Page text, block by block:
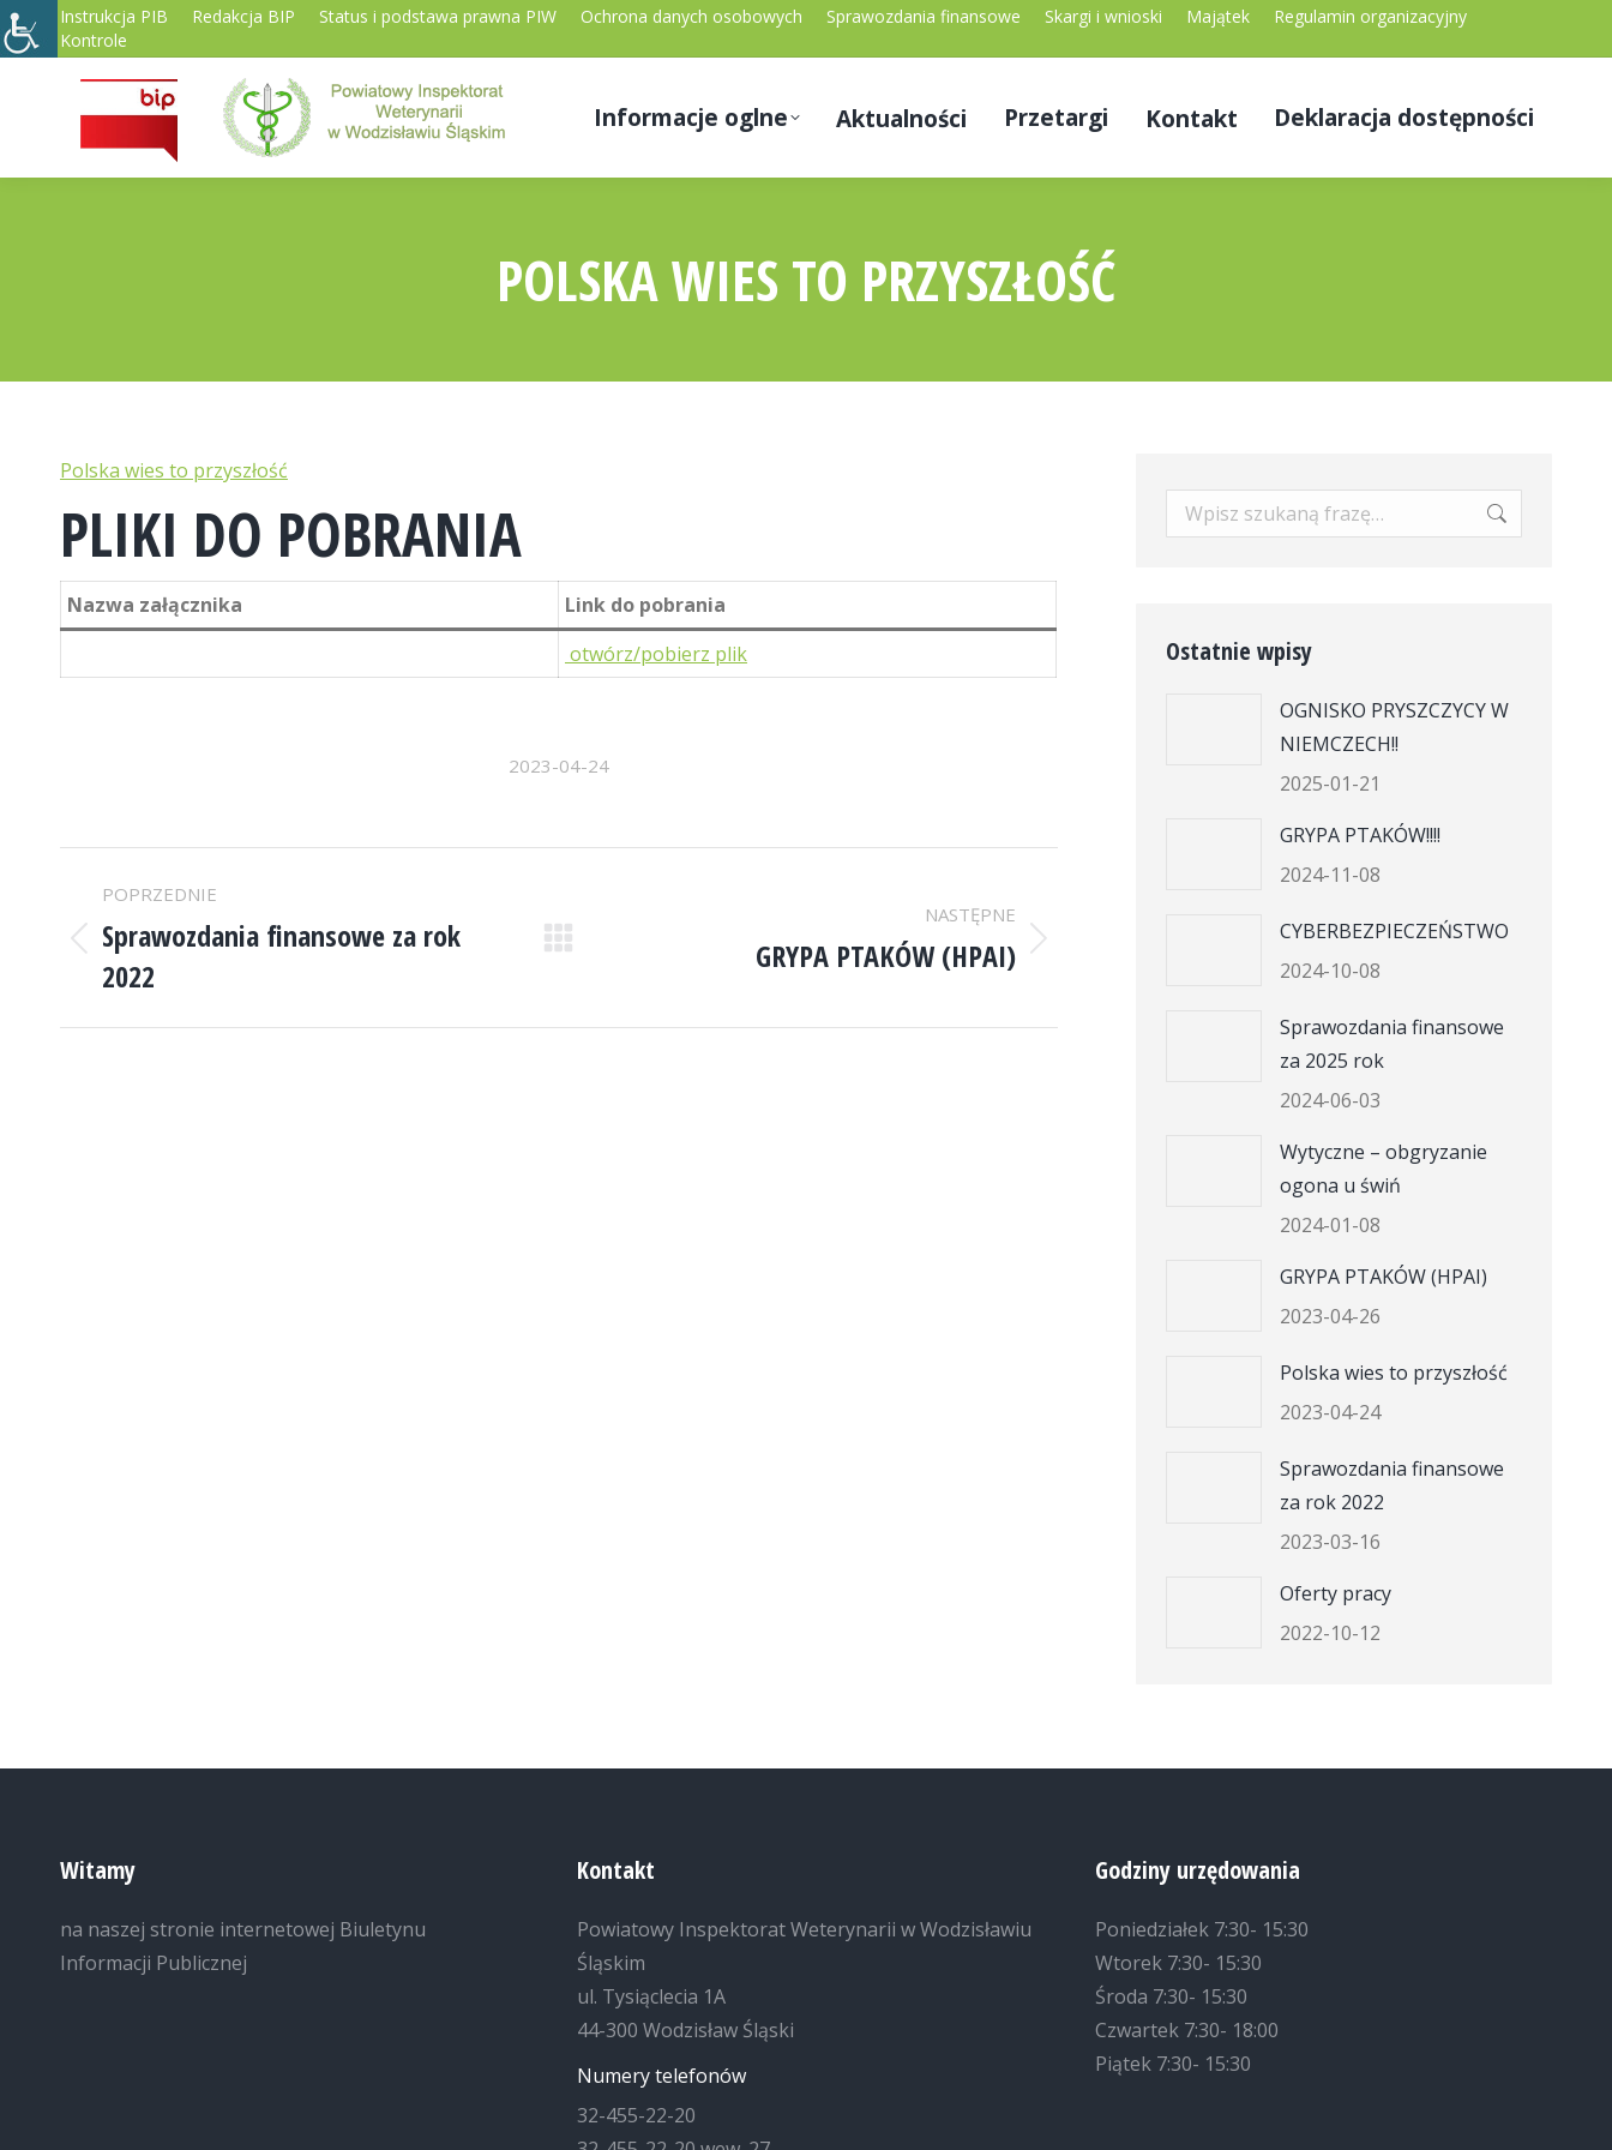
Instrukcja PIB Redakcja BIP Status i podstawa prawna PIW Ochrona danych osobowych Sprawozdania finansowe Skargi i wnioski Majątek
Regulamin organizacyjny
Kontrole
Informacje oglne Aktualności Przetargi Kontakt Deklaracja dostępności
POLSKA WIES TO PRZYSZŁOŚĆ
Polska wies to przyszłość
PLIKI DO POBRANIA
Nazwa załącznika
Link do pobrania
otwórz/pobierz plik
2023-04-24
NAWIGACJA
WPISÓW
POPRZEDNIE
Poprzedni
wpis:
Sprawozdania finansowe za rok
2022
NASTĘPNE
GRYPA PTAKÓW (HPAI)
Szukaj:
Ostatnie wpisy
OGNISKO PRYSZCZYCY W
NIEMCZECH!!
2025-01-21
GRYPA PTAKÓW!!!!
2024-11-08
CYBERBEZPIECZEŃSTWO
2024-10-08
Sprawozdania finansowe
za 2025 rok
2024-06-03
Wytyczne – obgryzanie
ogona u świń
2024-01-08
GRYPA PTAKÓW (HPAI)
2023-04-26
Polska wies to przyszłość
2023-04-24
Sprawozdania finansowe
za rok 2022
2023-03-16
Oferty pracy
2022-10-12
Witamy
na naszej stronie internetowej Biuletynu
Informacji Publicznej
Kontakt
Powiatowy Inspektorat Weterynarii w Wodzisławiu
Śląskim
ul. Tysiąclecia 1A
44-300 Wodzisław Śląski
Numery telefonów
32-455-22-20
Godziny urzędowania
Poniedziałek 7:30- 15:30
Wtorek 7:30- 15:30
Środa 7:30- 15:30
Czwartek 7:30- 18:00
Piątek 7:30- 15:30